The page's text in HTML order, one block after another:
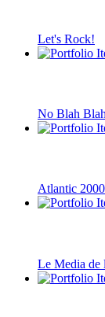
Let's Rock!
No Blah Blah
Atlantic
Le Media de